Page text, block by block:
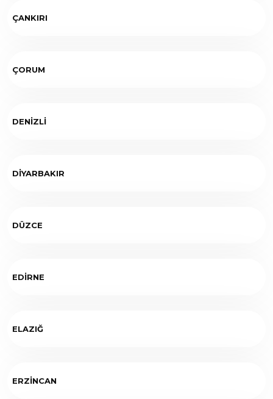
ÇANKIRI
ÇORUM
DENİZLİ
DİYARBAKIR
DÜZCE
EDİRNE
ELAZIĞ
ERZİNCAN